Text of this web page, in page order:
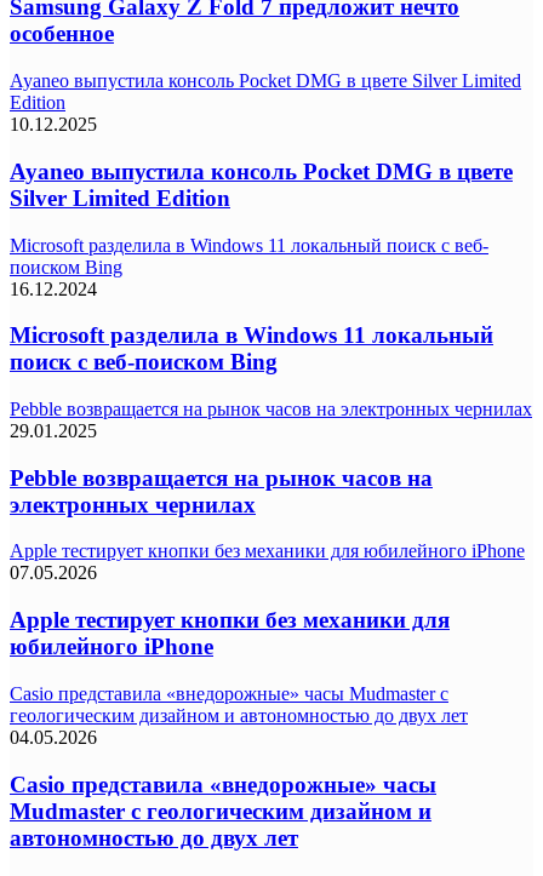
Samsung Galaxy Z Fold 7 предложит нечто
особенное
Ayaneo выпустила консоль Pocket DMG в цвете Silver Limited
Edition
10.12.2025
Ayaneo выпустила консоль Pocket DMG в цвете
Silver Limited Edition
Microsoft разделила в Windows 11 локальный поиск с веб-
поиском Bing
16.12.2024
Microsoft разделила в Windows 11 локальный
поиск с веб-поиском Bing
Pebble возвращается на рынок часов на электронных чернилах
29.01.2025
Pebble возвращается на рынок часов на
электронных чернилах
Apple тестирует кнопки без механики для юбилейного iPhone
07.05.2026
Apple тестирует кнопки без механики для
юбилейного iPhone
Casio представила «внедорожные» часы Mudmaster с
геологическим дизайном и автономностью до двух лет
04.05.2026
Casio представила «внедорожные» часы
Mudmaster с геологическим дизайном и
автономностью до двух лет